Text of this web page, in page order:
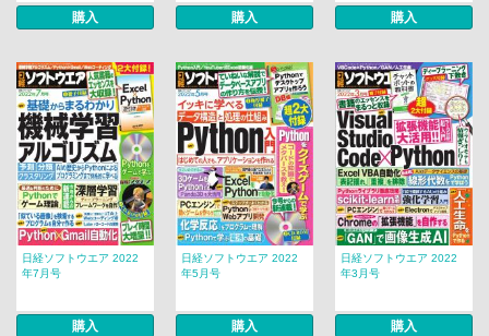
購入 購入 購入
日経ソフトウエア 2022
年7月号
購入
日経ソフトウエア 2022
年5月号
購入
日経ソフトウエア 2022
年3月号
購入